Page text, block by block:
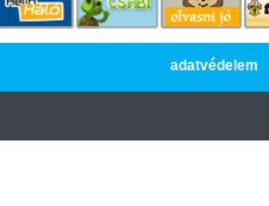
adatvédelem